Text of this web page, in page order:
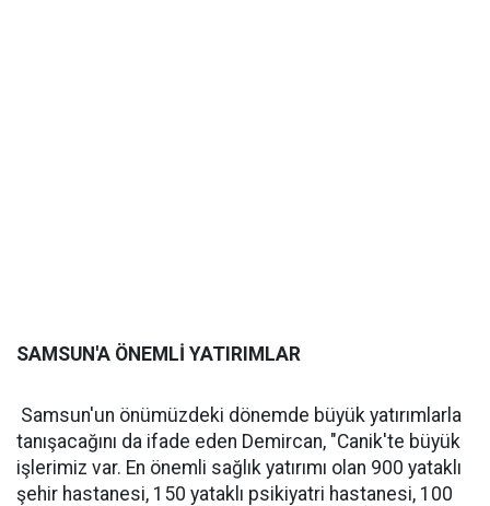
SAMSUN'A ÖNEMLİ YATIRIMLAR
Samsun'un önümüzdeki dönemde büyük yatırımlarla
tanışacağını da ifade eden Demircan, "Canik'te büyük
işlerimiz var. En önemli sağlık yatırımı olan 900 yataklı
şehir hastanesi, 150 yataklı psikiyatri hastanesi, 100